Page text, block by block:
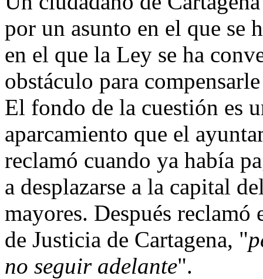
por un asunto en el que se
en el que la Ley se ha
obstáculo para
El fondo de la cuestión es
aparcamiento que el
reclamó cuando ya había
a desplazarse a la capital
mayores. Después
de Justicia de Cartagena, "
no seguir adelante".